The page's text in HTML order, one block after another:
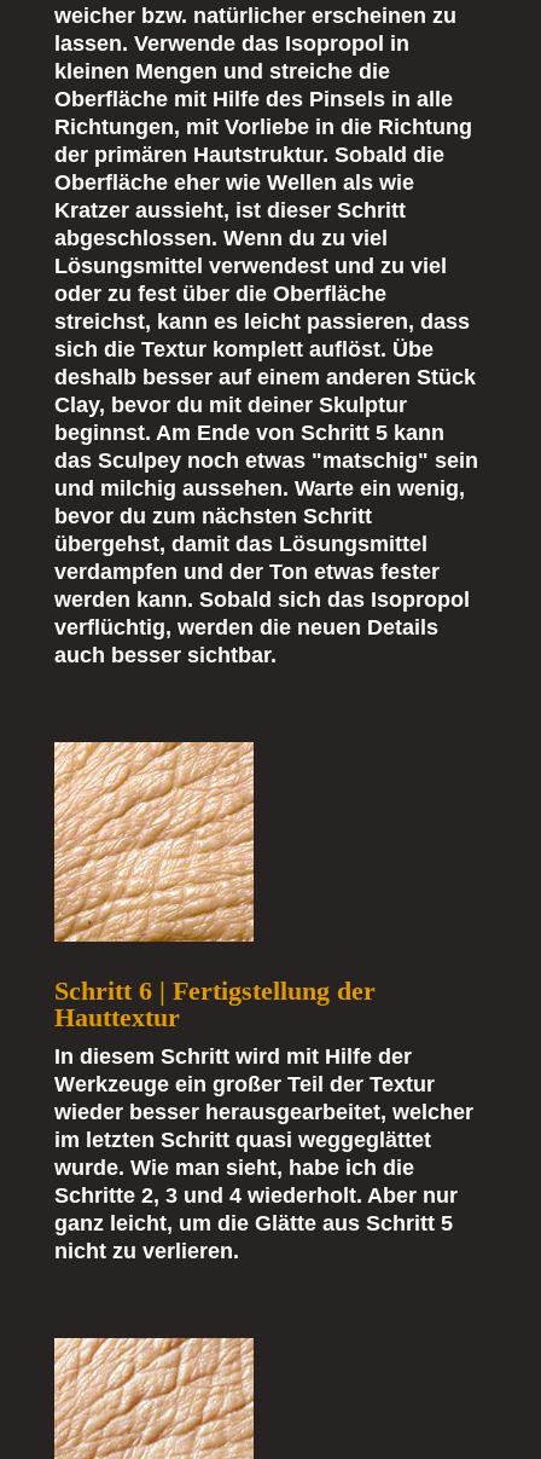
weicher bzw. natürlicher erscheinen zu
lassen. Verwende das Isopropol in
kleinen Mengen und streiche die
Oberfläche mit Hilfe des Pinsels in alle
Richtungen, mit Vorliebe in die Richtung
der primären Hautstruktur. Sobald die
Oberfläche eher wie Wellen als wie
Kratzer aussieht, ist dieser Schritt
abgeschlossen. Wenn du zu viel
Lösungsmittel verwendest und zu viel
oder zu fest über die Oberfläche
streichst, kann es leicht passieren, dass
sich die Textur komplett auflöst. Übe
deshalb besser auf einem anderen Stück
Clay, bevor du mit deiner Skulptur
beginnst. Am Ende von Schritt 5 kann
das Sculpey noch etwas "matschig" sein
und milchig aussehen. Warte ein wenig,
bevor du zum nächsten Schritt
übergehst, damit das Lösungsmittel
verdampfen und der Ton etwas fester
werden kann. Sobald sich das Isopropol
verflüchtig, werden die neuen Details
auch besser sichtbar.
Schritt 6 | Fertigstellung der
Hauttextur
In diesem Schritt wird mit Hilfe der
Werkzeuge ein großer Teil der Textur
wieder besser herausgearbeitet, welcher
im letzten Schritt quasi weggeglättet
wurde. Wie man sieht, habe ich die
Schritte 2, 3 und 4 wiederholt. Aber nur
ganz leicht, um die Glätte aus Schritt 5
nicht zu verlieren.